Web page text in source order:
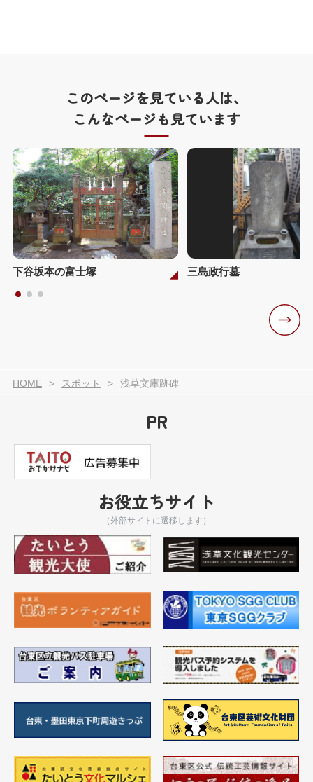
このページを見ている人は、
こんなページも見ています
下谷坂本の富士塚 三島政行墓
HOME スポット 浅草文庫跡碑
PR
お役立ちサイト
（外部サイトに遷移します）